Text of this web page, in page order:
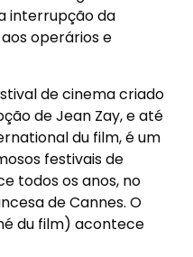
interrupção da
operários e
de cinema criado
de Jean Zay, e até
du film, é um
festivais de
todos os anos, no
de Cannes. O
du film) acontece